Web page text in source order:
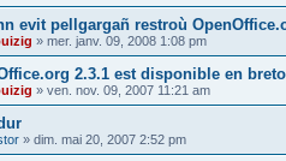
evit pellgargañ restroù
» mer. janv. 09, 2008 1:08 pm
2.3.1 est disponible en
» ven. nov. 09, 2007 11:21 am
» dim. mai 20, 2007 2:52 pm